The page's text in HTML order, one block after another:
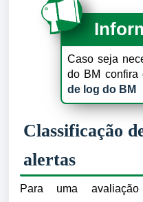
Caso seja
do BM confira
de log do BM
Classificação
alertas
Para uma